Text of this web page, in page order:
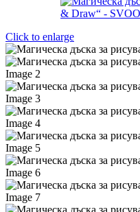
Click to enlarge